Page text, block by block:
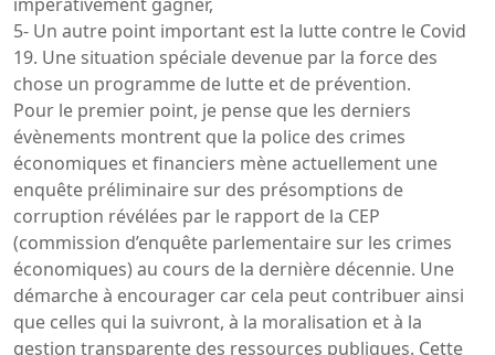
5- Un autre point important est la lutte contre le Covid
19. Une situation spéciale devenue par la force des
chose un programme de lutte et de prévention.
Pour le premier point, je pense que les derniers
évènements montrent que la police des crimes
économiques et financiers mène actuellement une
enquête préliminaire sur des présomptions de
corruption révélées par le rapport de la CEP
(commission d’enquête parlementaire sur les crimes
économiques) au cours de la dernière décennie. Une
démarche à encourager car cela peut contribuer ainsi
que celles qui la suivront, à la moralisation et à la
gestion transparente des ressources publiques. Cette